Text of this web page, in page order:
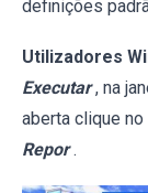
definições
Utilizadores
Executar , na
aberta clique
Repor .